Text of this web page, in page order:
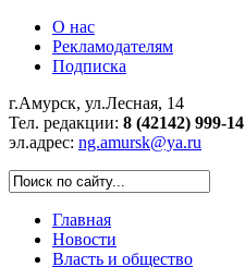
О нас
Рекламодателям
Подписка
г.Амурск, ул.Лесная, 14
Тел. редакции: 8 (42142) 999-14
эл.адрес: ng.amursk@ya.ru
Главная
Новости
Власть и общество